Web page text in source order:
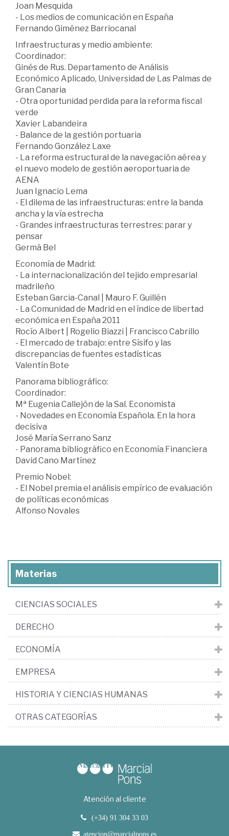
Joan Mesquida
- Los medios de comunicación en España
Fernando Giménez Barriocanal
Infraestructuras y medio ambiente:
Coordinador:
Ginés de Rus. Departamento de Análisis
Económico Aplicado, Universidad de Las Palmas de
Gran Canaria
- Otra oportunidad perdida para la reforma fiscal
verde
Xavier Labandeira
- Balance de la gestión portuaria
Fernando González Laxe
- La reforma estructural de la navegación aérea y
el nuevo modelo de gestión aeroportuaria de
AENA
Juan Ignacio Lema
- El dilema de las infraestructuras: entre la banda
ancha y la vía estrecha
- Grandes infraestructuras terrestres: parar y
pensar
Germà Bel
Economía de Madrid:
- La internacionalización del tejido empresarial
madrileño
Esteban Garcia-Canal | Mauro F. Guillén
- La Comunidad de Madrid en el índice de libertad
económica en España 2011
Rocío Albert | Rogelio Biazzi | Francisco Cabrillo
- El mercado de trabajo: entre Sísifo y las
discrepancias de fuentes estadísticas
Valentín Bote
Panorama bibliográfico:
Coordinador:
Mª Eugenia Callejón de la Sal. Economista
- Novedades en Economía Española. En la hora
decisiva
José María Serrano Sanz
- Panorama bibliográfico en Economía Financiera
David Cano Martínez
Premio Nobel:
- El Nobel premia el análisis empírico de evaluación
de políticas económicas
Alfonso Novales
Materias
CIENCIAS SOCIALES
DERECHO
ECONOMÍA
EMPRESA
HISTORIA Y CIENCIAS HUMANAS
OTRAS CATEGORÍAS
Atención al cliente
(+34) 91 304 33 03
atencion@marcialpons.es